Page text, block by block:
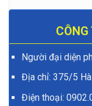
Người đại diện
Địa chỉ: 375/5 Hà
Điện thoại: